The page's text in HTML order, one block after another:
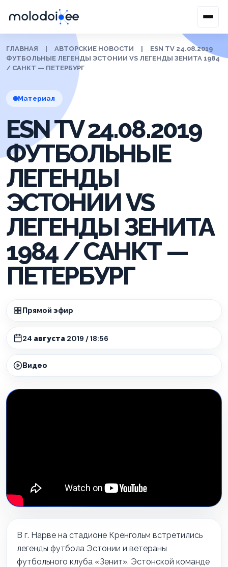
ГЛАВНАЯ АВТОРСКИЕ НОВОСТИ
ESN TV 24.08.2019
ФУТБОЛЬНЫЕ ЛЕГЕНДЫ ЭСТОНИИ VS ЛЕГЕНДЫ ЗЕНИТА 1984
/ САНКТ — ПЕТЕРБУРГ
Материал
ESN TV 24.08.2019
ФУТБОЛЬНЫЕ
ЛЕГЕНДЫ
ЭСТОНИИ VS
ЛЕГЕНДЫ ЗЕНИТА
1984 / САНКТ —
ПЕТЕРБУРГ
Прямой эфир
24 августа 2019 / 18:56
Видео
В г. Нарве на стадионе Кренгольм встретились
легенды футбола Эстонии и ветераны
футбольного клуба «Зенит». Эстонской команде